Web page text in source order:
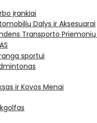
Įrankiai
Dalys ir Aksesuarai
Transporto Priemonių
sportui
ir Kovos Menai